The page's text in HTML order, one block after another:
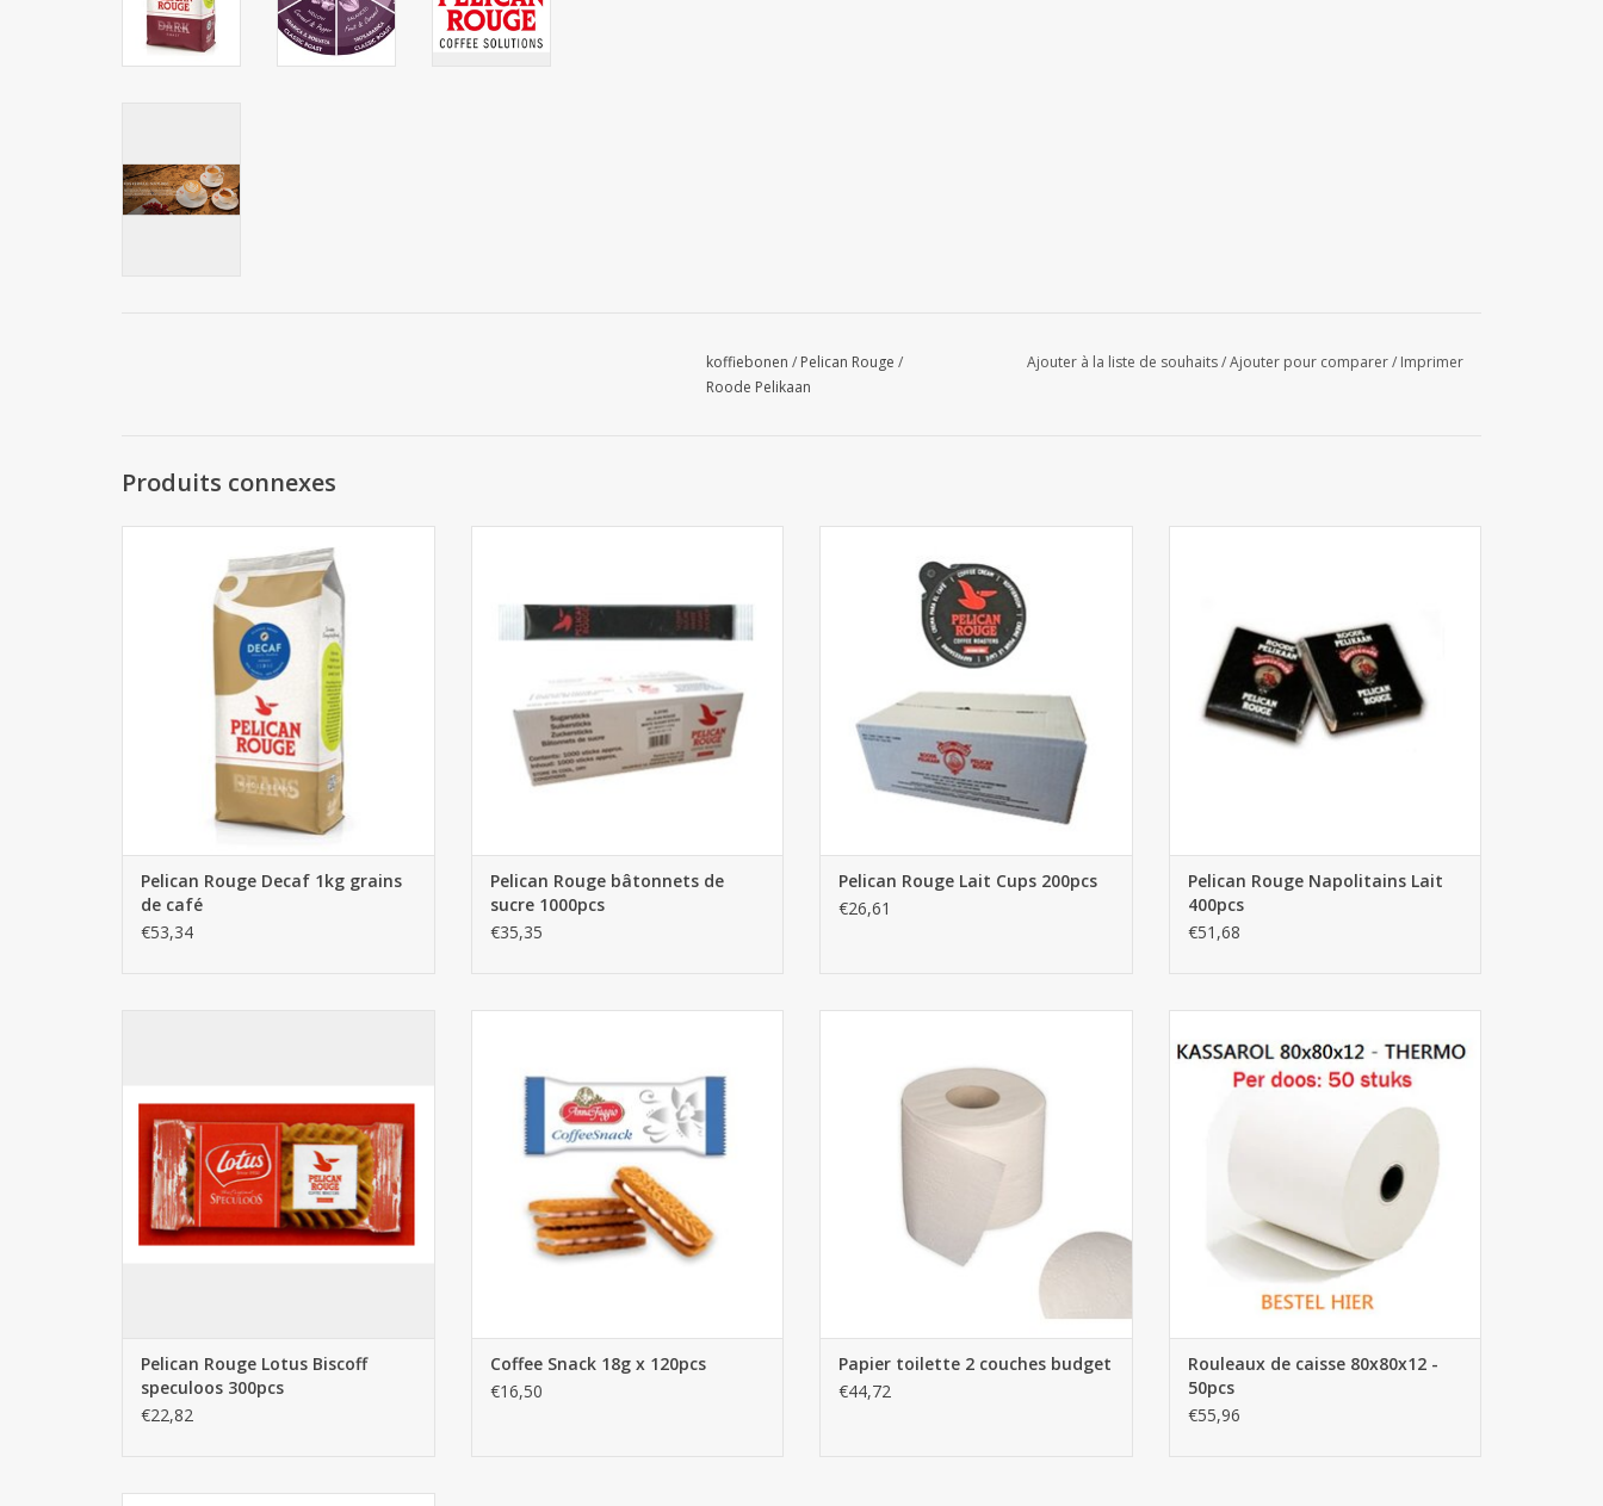
koffiebonen / Pelican Rouge /
Roode Pelikaan
Ajouter à la liste de souhaits/Ajouter pour comparer/ Imprimer
Produits connexes
AJOUTER AU PANIER
Pelican Rouge Decaf 1kg grains
de café
€53,34
Pelican Rouge bâtonnets de
sucre 1000pcs
€35,35
AJOUTER AU PANIER
Pelican Rouge Lait Cups 200pcs
€26,61
Pelican Rouge Napolitains Lait
400pcs
€51,68
Pelican Rouge Lotus Biscoff
speculoos 300pcs
€22,82
Coffee Snack 18g x 120pcs
€16,50
Papier toilette 2 couches budget
€44,72
AJOUTER AU PANIER
Rouleaux de caisse 80x80x12 -
50pcs
€55,96